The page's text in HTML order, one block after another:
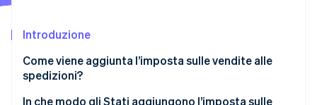
Stripe Sessions 2026
Introduzione
Come viene aggiunta l’imposta sulle vendite alle
spedizioni?
In che modo gli Stati aggiungono l’imposta sulle